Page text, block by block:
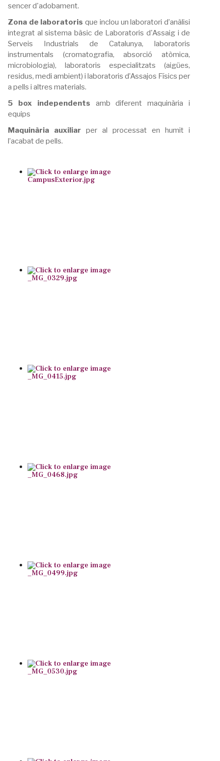
sencer d'adobament.
Zona de laboratoris que inclou un laboratori d’anàlisi
integrat al sistema bàsic de Laboratoris d'Assaig i de
Serveis Industrials de Catalunya, laboratoris
instrumentals (cromatografia, absorció atòmica,
microbiologia), laboratoris especialitzats (aigües,
residus, medi ambient) i laboratoris d’Assajos Físics per
a pells i altres materials.
5 box independents amb diferent maquinària i
equips
Maquinària auxiliar per al processat en humit i
l’acabat de pells.